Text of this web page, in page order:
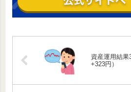
資産運用結果
+323円）